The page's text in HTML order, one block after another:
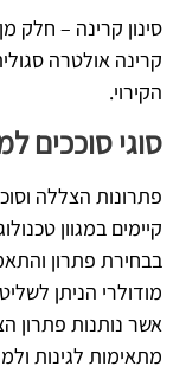
סינון קרינה – חלק
קרינה אולטרה
הקירוי.
סוגי סוככים
פתרונות הצללה
קיימים במגוון
בבחירת פתרון
מודולרי הניתן
אשר נותנות פתרון
מתאימות לגינות